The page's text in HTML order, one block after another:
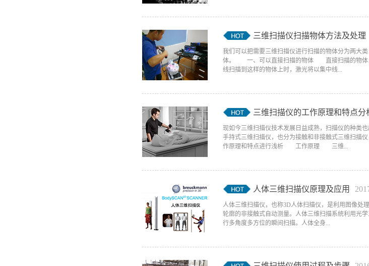
三维扫描仪扫描物体方法及处理
我们可以把需要三维扫描仪进行扫描的物体分为两大
体。 一、可以直接扫描的物体 直接扫描的物体，
线扫描到这样的物体上时，激光将以集中线...
三维扫描仪的工作原理和特点分
现如今三维扫描仪技术发展日益成熟，扫描仪的种类
手持式三维扫描仪，也分为接触和非接触式三维扫
作原理和特点进行浅析 工作原理 三维...
人体三维扫描仪原理及应用
人体三维扫描仪，也称3D人体扫描仪，是利用图像处
轮廓的非接触式自动测量。人体三维扫描系统利用光
行多角度多方位的瞬间扫描。人体全身...